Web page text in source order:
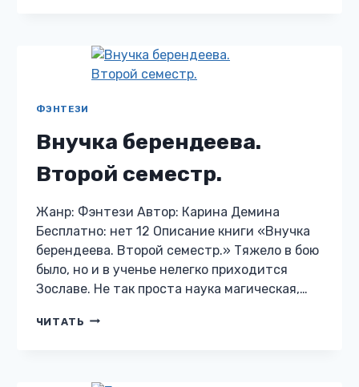
СЛОВО
ФЭНТЕЗИ
Внучка берендеева.
Второй семестр.
Жанр: Фэнтези Автор: Карина Демина
Бесплатно: нет 12 Описание книги «Внучка
берендеева. Второй семестр.» Тяжело в бою
было, но и в ученье нелегко приходится
Зославе. Не так проста наука магическая,…
ЧИТАТЬ ВНУЧКА